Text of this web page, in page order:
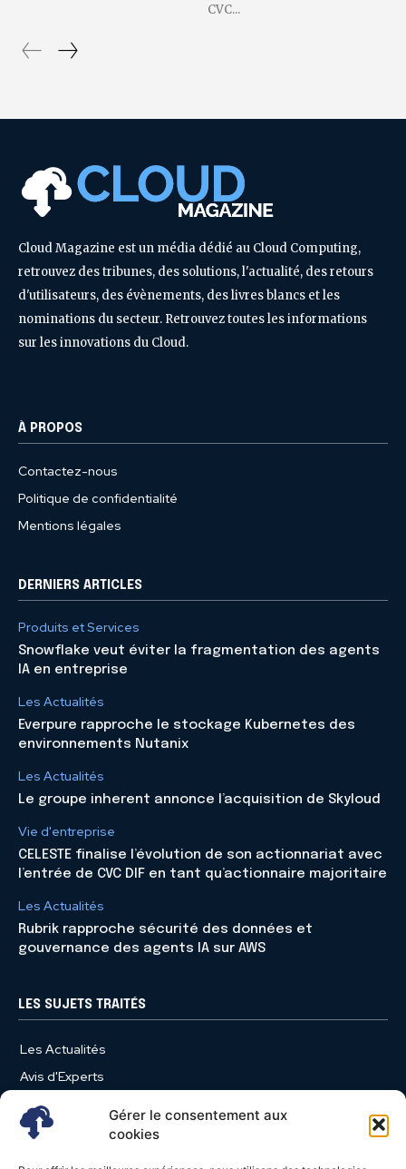
Gérer le consentement aux
cookies
CVC...
Cloud Magazine est un média dédié au Cloud Computing,
retrouvez des tribunes, des solutions, l'actualité, des retours
d'utilisateurs, des évènements, des livres blancs et les
nominations du secteur. Retrouvez toutes les informations
sur les innovations du Cloud.
À PROPOS
Contactez-nous
Politique de confidentialité
Mentions légales
DERNIERS ARTICLES
Produits et Services
Snowflake veut éviter la fragmentation des agents
IA en entreprise
Les Actualités
Everpure rapproche le stockage Kubernetes des
environnements Nutanix
Les Actualités
Le groupe inherent annonce l’acquisition de Skyloud
Vie d'entreprise
CELESTE finalise l’évolution de son actionnariat avec
l’entrée de CVC DIF en tant qu’actionnaire majoritaire
Les Actualités
Rubrik rapproche sécurité des données et
gouvernance des agents IA sur AWS
LES SUJETS TRAITÉS
Les Actualités
Avis d'Experts
Produits et Services
Vie d'entreprise